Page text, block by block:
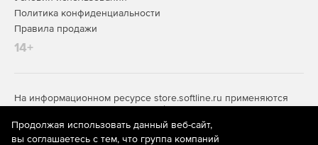
Политика конфиденциальности
Правила продажи
14+
На информационном ресурсе store.softline.ru применяются
рекомендательные технологии(информационные технологии
предоставления информации на основе сбора,
систематизации и анализа сведений, относящихся к
Продолжая использовать данный веб-сайт,
вы соглашаетесь с тем, что группа компаний